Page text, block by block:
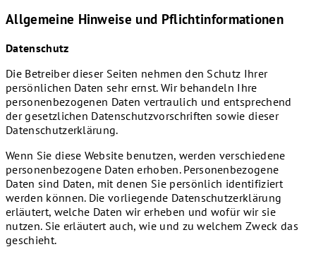
Allgemeine Hinweise und Pflichtinformationen
Datenschutz
Die Betreiber dieser Seiten nehmen den Schutz Ihrer
persönlichen Daten sehr ernst. Wir behandeln Ihre
personenbezogenen Daten vertraulich und entsprechend
der gesetzlichen Datenschutzvorschriften sowie dieser
Datenschutzerklärung.
Wenn Sie diese Website benutzen, werden verschiedene
personenbezogene Daten erhoben. Personenbezogene
Daten sind Daten, mit denen Sie persönlich identifiziert
werden können. Die vorliegende Datenschutzerklärung
erläutert, welche Daten wir erheben und wofür wir sie
nutzen. Sie erläutert auch, wie und zu welchem Zweck das
geschieht.